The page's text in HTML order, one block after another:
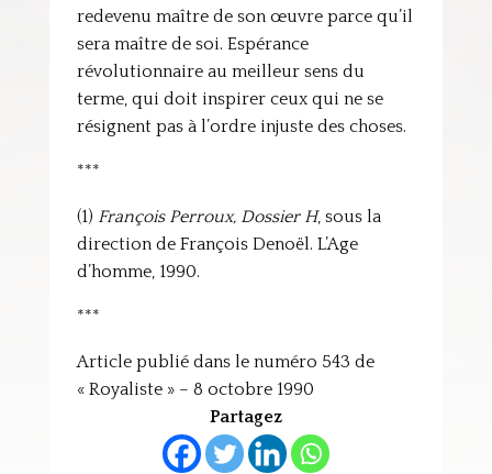
redevenu maître de son œuvre parce qu’il
sera maître de soi. Espérance
révolutionnaire au meilleur sens du
terme, qui doit inspirer ceux qui ne se
résignent pas à l’ordre injuste des choses.
***
(1) François Perroux, Dossier H, sous la
direction de François Denoël. L’Age
d’homme, 1990.
***
Article publié dans le numéro 543 de
« Royaliste » – 8 octobre 1990
Partagez